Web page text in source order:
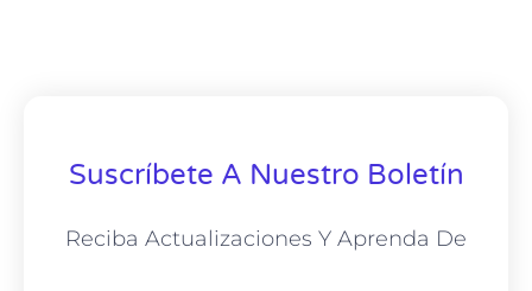
Suscríbete A Nuestro Boletín
Reciba Actualizaciones Y Aprenda De